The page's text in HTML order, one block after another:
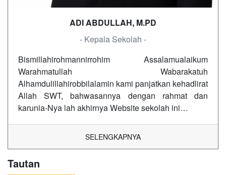
ADI ABDULLAH, M.PD
- Kepala Sekolah -
Bismillahirohmannirrohim Assalamualaikum
Warahmatullah Wabarakatuh
Alhamdulillahirobbilalamin kami panjatkan kehadlirat
Allah SWT, bahwasannya dengan rahmat dan
karunia-Nya lah akhirnya Website sekolah ini…
SELENGKAPNYA
Tautan